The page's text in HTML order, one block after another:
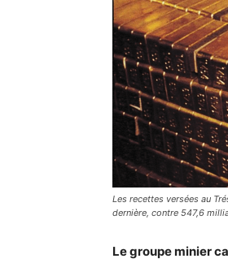
Les recettes versées au
dernière, contre 547,6
Le groupe minier